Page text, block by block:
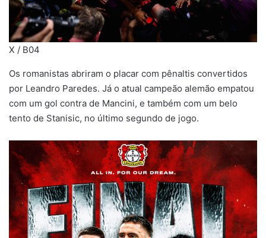
X / B04
Os romanistas abriram o placar com pênaltis convertidos
por Leandro Paredes. Já o atual campeão alemão empatou
com um gol contra de Mancini, e também com um belo
tento de Stanisic, no último segundo de jogo.